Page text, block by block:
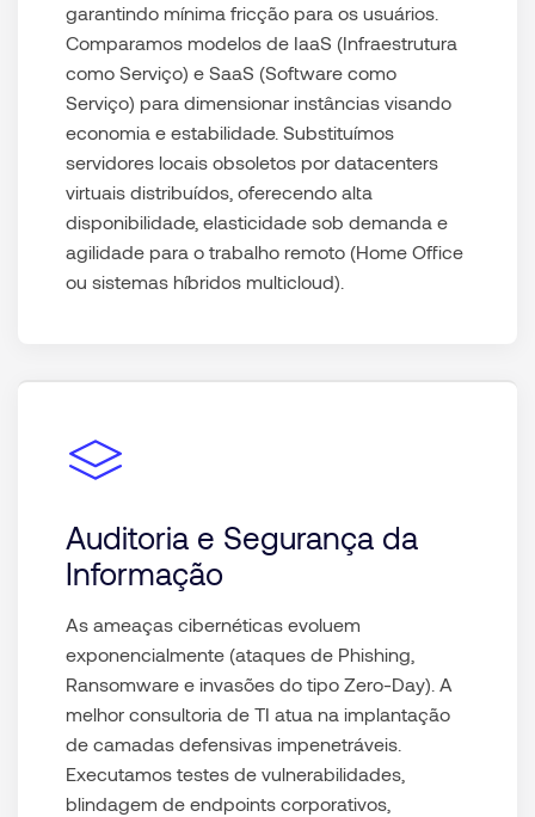
garantindo mínima fricção para os usuários.
Comparamos modelos de IaaS (Infraestrutura
como Serviço) e SaaS (Software como
Serviço) para dimensionar instâncias visando
economia e estabilidade. Substituímos
servidores locais obsoletos por datacenters
virtuais distribuídos, oferecendo alta
disponibilidade, elasticidade sob demanda e
agilidade para o trabalho remoto (Home Office
ou sistemas híbridos multicloud).
Auditoria e Segurança da
Informação
As ameaças cibernéticas evoluem
exponencialmente (ataques de Phishing,
Ransomware e invasões do tipo Zero-Day). A
melhor consultoria de TI atua na implantação
de camadas defensivas impenetráveis.
Executamos testes de vulnerabilidades,
blindagem de endpoints corporativos,